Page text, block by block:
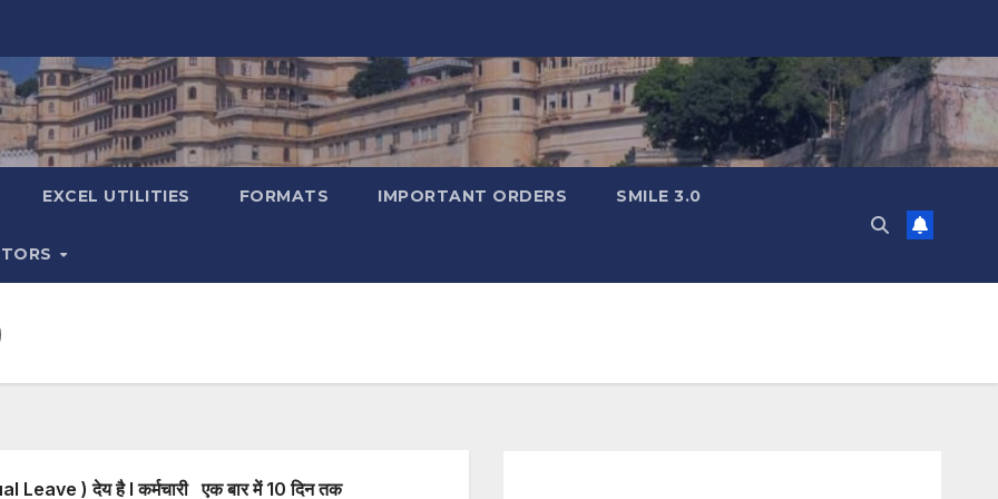
EXCEL UTILITIES FORMATS IMPORTANT ORDERS SMILE 3.0
Leave ) देय है l कर्मचारी एक बार में 10 दिन तक